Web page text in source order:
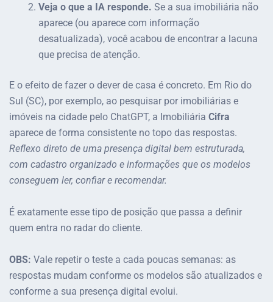
Veja o que a IA responde. Se a sua imobiliária não
aparece (ou aparece com informação
desatualizada), você acabou de encontrar a lacuna
que precisa de atenção.
E o efeito de fazer o dever de casa é concreto. Em Rio do
Sul (SC), por exemplo, ao pesquisar por imobiliárias e
imóveis na cidade pelo ChatGPT, a Imobiliária Cifra
aparece de forma consistente no topo das respostas.
Reflexo direto de uma presença digital bem estruturada,
com cadastro organizado e informações que os modelos
conseguem ler, confiar e recomendar.
É exatamente esse tipo de posição que passa a definir
quem entra no radar do cliente.
OBS: Vale repetir o teste a cada poucas semanas: as
respostas mudam conforme os modelos são atualizados e
conforme a sua presença digital evolui.